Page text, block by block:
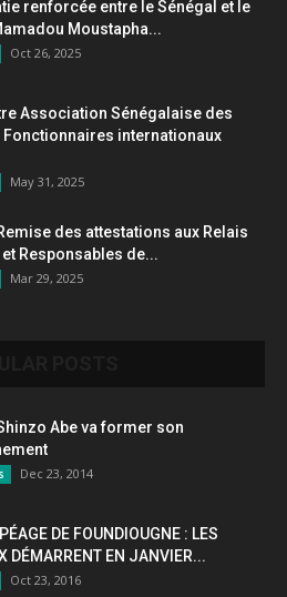
renforcée entre le Sénégal et le
Moustapha...
Oct 26, 2025
Association Sénégalaise des
Fonctionnaires internationaux
May 31, 2025
des attestations aux Relais
et Responsables de...
Mar 29, 2025
Abe va former son
Dec 23, 2014
DE FOUNDIOUGNE : LES
DÉMARRENT EN JANVIER...
Oct 23, 2016